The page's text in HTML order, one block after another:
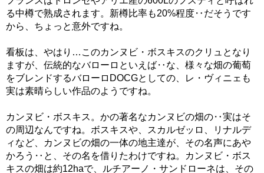
る中樽で熟成されます。新樽比率も20%程度‥だそうです
から、ちょっと意外ですね。
看板は、やはり…このカンヌビ・ボスキスのクリュとなり
ますが、伝統的なバローロといえば‥な、様々な畑の葡萄
をブレンドするバローロDOCGとしての、レ・ヴィニェも
実は素晴らしい作品のようですね。
カンヌビ・ボスキス。かの著名なカンヌビの畑の‥実はそ
の周辺なんですね。ボスキスや、スカルゼッロ、リナルデ
ィなど、カンヌビの畑の一体の地主達が、その名声にあや
かろう‥と、その名を借りたわけですね。カンヌビ・ボス
キスの畑は約12haで、ルチアーノ・サンドローネは、その